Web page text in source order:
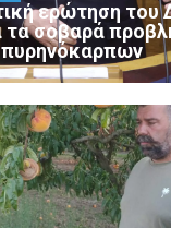
ερώτηση του
τα σοβαρά
πυρηνόκαρπων